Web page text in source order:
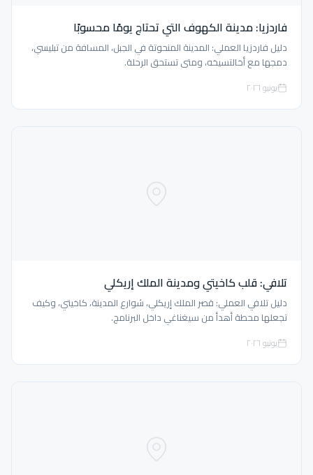
فاردزيا: مدينة الكهوف التي تحتاج يومًا محسوبًا
دليل فاردزيا العملي: المدينة المنحوتة في الجبل، المسافة من تبليسي،
دمجها مع أخالتسيخه، ومتى تستحق الرحلة.
يونيو ٢٠٢٦
تلافي: قلب كاخيتي ومدينة الملك إريكلي
دليل تلافي العملي: قصر الملك إريكلي، شوارع المدينة، كاخيتي، وكيف
تجعلها محطة أهدأ من سيغناغي داخل البرنامج.
يونيو ٢٠٢٦